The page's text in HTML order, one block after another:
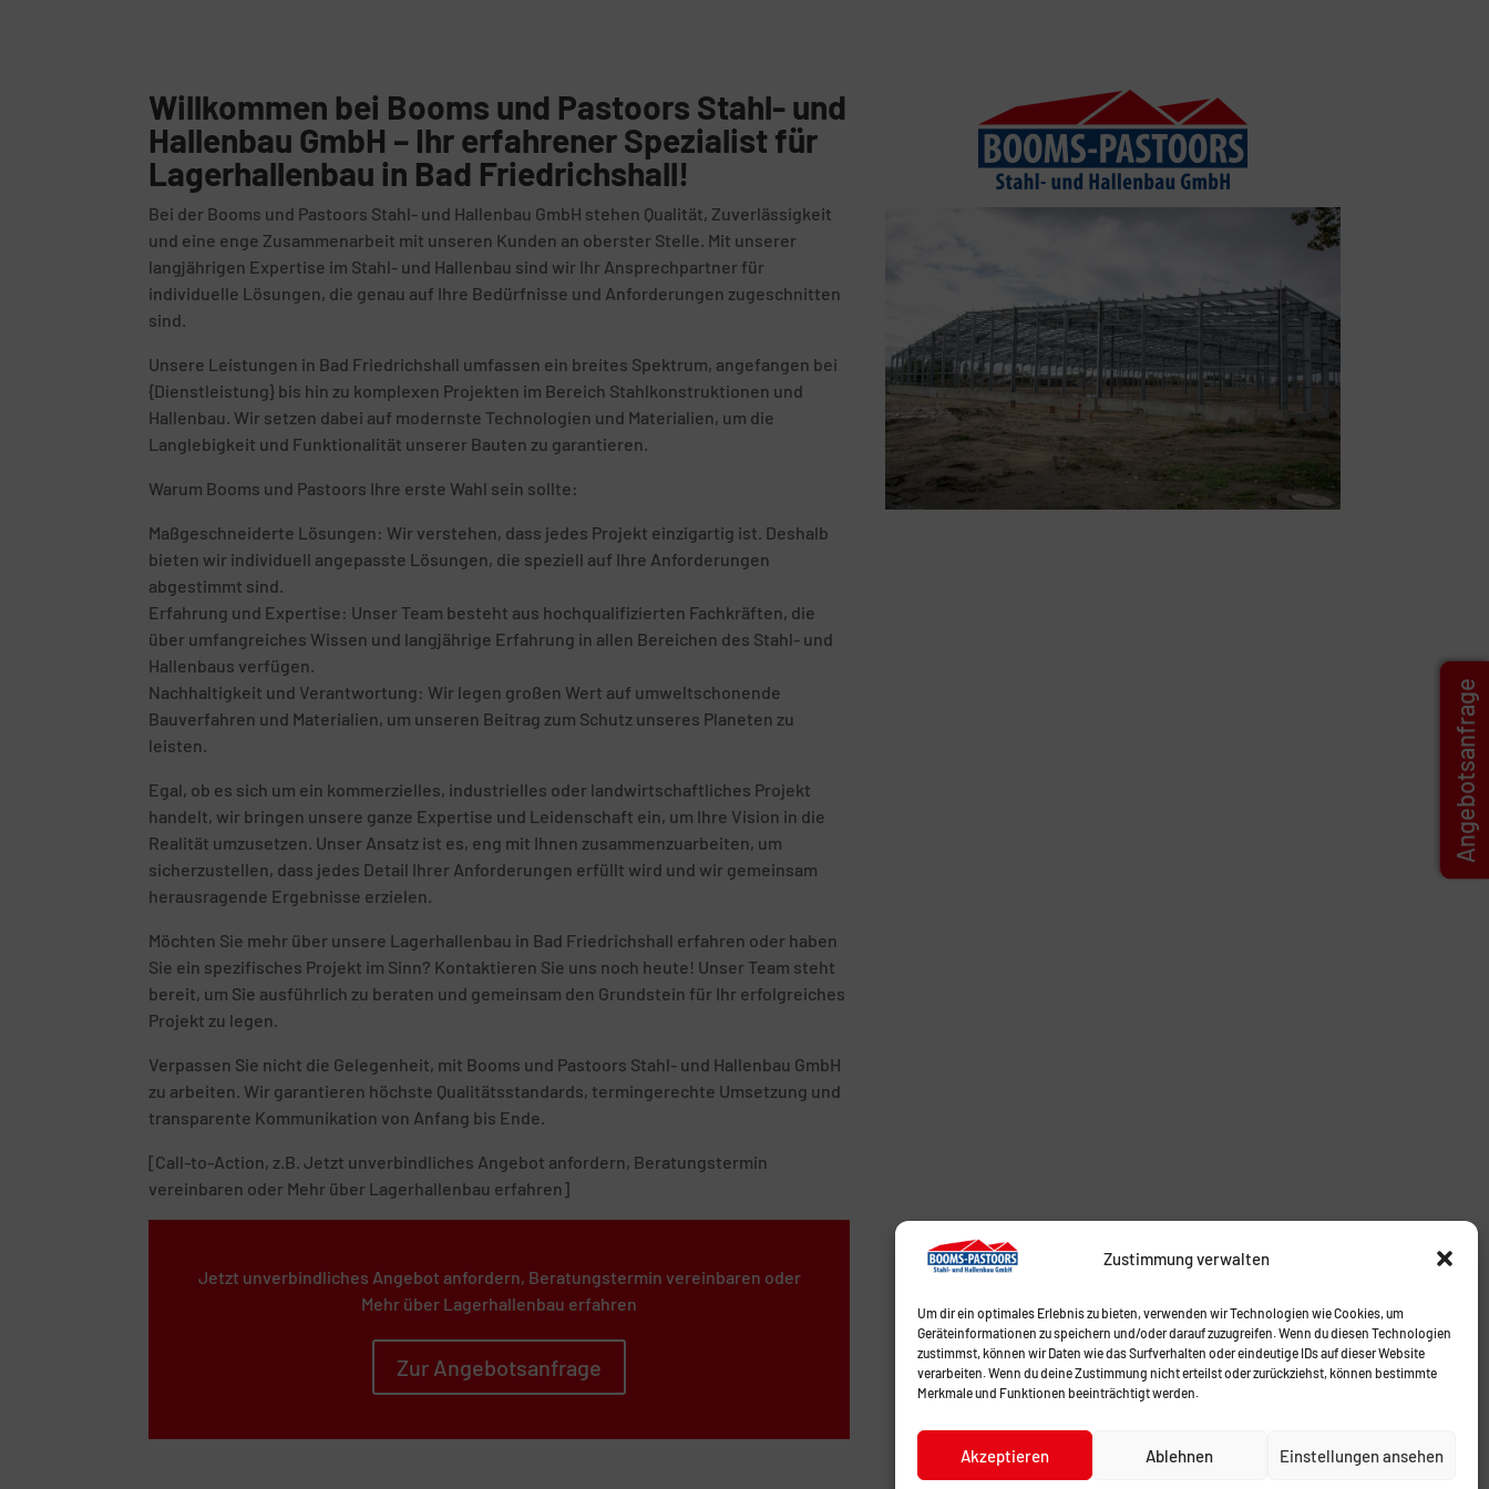
Zustimmung verwalten
Um dir ein optimales Erlebnis zu bieten, verwenden wir Technologien wie Cookies, um
Geräteinformationen zu speichern und/oder darauf zuzugreifen. Wenn du diesen Technologien
zustimmst, können wir Daten wie das Surfverhalten oder eindeutige IDs auf dieser Website
verarbeiten. Wenn du deine Zustimmung nicht erteilst oder zurückziehst, können bestimmte
Merkmale und Funktionen beeinträchtigt werden.
Akzeptieren Ablehnen Einstellungen ansehen
Willkommen bei Booms und Pastoors Stahl- und
Hallenbau GmbH – Ihr erfahrener Spezialist für
Lagerhallenbau in Bad Friedrichshall!
Bei der Booms und Pastoors Stahl- und Hallenbau GmbH stehen Qualität, Zuverlässigkeit
und eine enge Zusammenarbeit mit unseren Kunden an oberster Stelle. Mit unserer
langjährigen Expertise im Stahl- und Hallenbau sind wir Ihr Ansprechpartner für
individuelle Lösungen, die genau auf Ihre Bedürfnisse und Anforderungen zugeschnitten
sind.
Unsere Leistungen in Bad Friedrichshall umfassen ein breites Spektrum, angefangen bei
{Dienstleistung} bis hin zu komplexen Projekten im Bereich Stahlkonstruktionen und
Hallenbau. Wir setzen dabei auf modernste Technologien und Materialien, um die
Langlebigkeit und Funktionalität unserer Bauten zu garantieren.
Warum Booms und Pastoors Ihre erste Wahl sein sollte:
Maßgeschneiderte Lösungen: Wir verstehen, dass jedes Projekt einzigartig ist. Deshalb
bieten wir individuell angepasste Lösungen, die speziell auf Ihre Anforderungen
abgestimmt sind.
Erfahrung und Expertise: Unser Team besteht aus hochqualifizierten Fachkräften, die
über umfangreiches Wissen und langjährige Erfahrung in allen Bereichen des Stahl- und
Hallenbaus verfügen.
Nachhaltigkeit und Verantwortung: Wir legen großen Wert auf umweltschonende
Bauverfahren und Materialien, um unseren Beitrag zum Schutz unseres Planeten zu
leisten.
Egal, ob es sich um ein kommerzielles, industrielles oder landwirtschaftliches Projekt
handelt, wir bringen unsere ganze Expertise und Leidenschaft ein, um Ihre Vision in die
Realität umzusetzen. Unser Ansatz ist es, eng mit Ihnen zusammenzuarbeiten, um
sicherzustellen, dass jedes Detail Ihrer Anforderungen erfüllt wird und wir gemeinsam
herausragende Ergebnisse erzielen.
Möchten Sie mehr über unsere Lagerhallenbau in Bad Friedrichshall erfahren oder haben
Sie ein spezifisches Projekt im Sinn? Kontaktieren Sie uns noch heute! Unser Team steht
bereit, um Sie ausführlich zu beraten und gemeinsam den Grundstein für Ihr erfolgreiches
Projekt zu legen.
Verpassen Sie nicht die Gelegenheit, mit Booms und Pastoors Stahl- und Hallenbau GmbH
zu arbeiten. Wir garantieren höchste Qualitätsstandards, termingerechte Umsetzung und
transparente Kommunikation von Anfang bis Ende.
[Call-to-Action, z.B. Jetzt unverbindliches Angebot anfordern, Beratungstermin
vereinbaren oder Mehr über Lagerhallenbau erfahren]
Jetzt unverbindliches Angebot anfordern, Beratungstermin vereinbaren oder
Mehr über Lagerhallenbau erfahren
Zur Angebotsanfrage
Angebotsanfrage